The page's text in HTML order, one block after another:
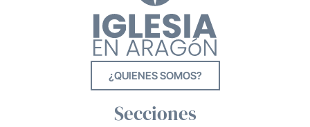
¿QUIENES SOMOS?
Secciones